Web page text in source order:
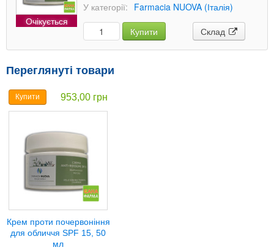
Очікується
У категорії: Farmacia NUOVA (Італія)
Купити
Склад
Переглянуті товари
Купити 953,00 грн
Крем проти почервоніння
для обличчя SPF 15, 50
мл